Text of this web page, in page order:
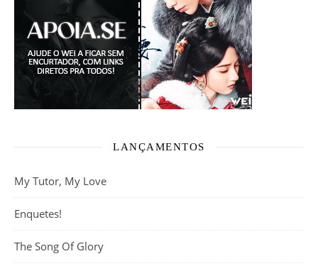
LANÇAMENTOS
My Tutor, My Love
Enquetes!
The Song Of Glory